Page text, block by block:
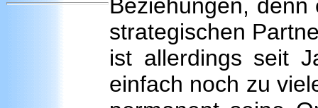
Beziehungen,
strategischen
ist allerdings seit
einfach noch zu